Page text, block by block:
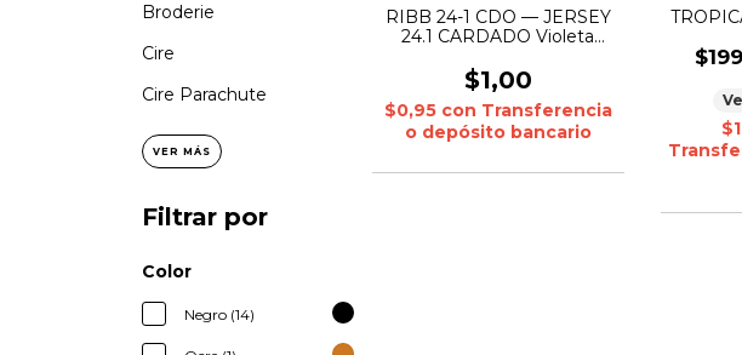
Broderie
Cire
Cire Parachute
VER MÁS
Filtrar por
Color
Negro (14)
RIBB 24-1 CDO — JERSEY
24.1 CARDADO Violeta
CARDADO Melange claro:
5% 1kg
$1,00
$0,95 con Transferencia
o depósito bancario